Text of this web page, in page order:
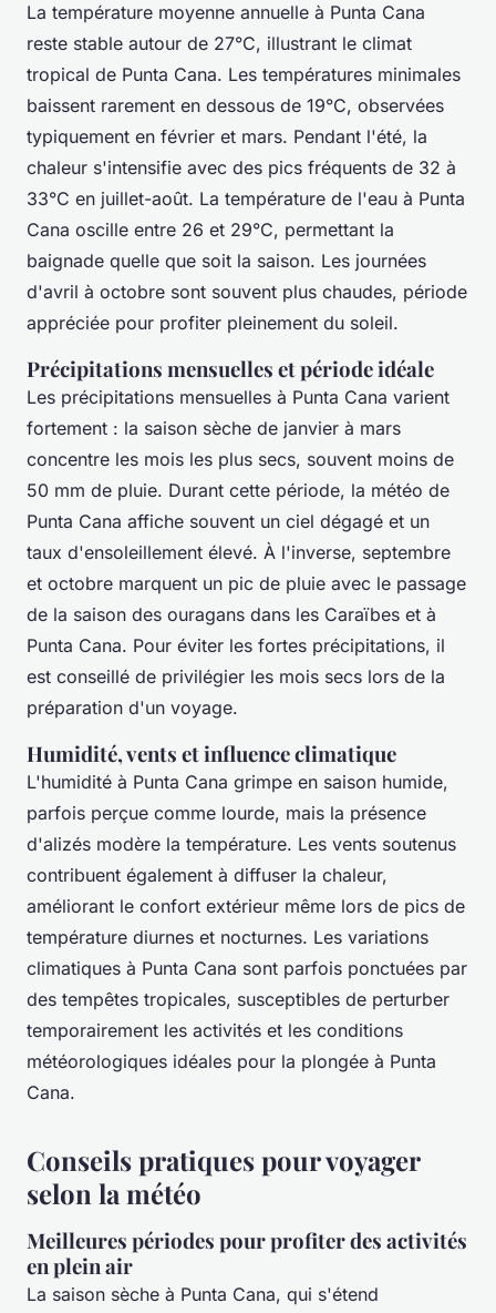
La température moyenne annuelle à Punta Cana
reste stable autour de 27°C, illustrant le climat
tropical de Punta Cana. Les températures minimales
baissent rarement en dessous de 19°C, observées
typiquement en février et mars. Pendant l'été, la
chaleur s'intensifie avec des pics fréquents de 32 à
33°C en juillet-août. La température de l'eau à Punta
Cana oscille entre 26 et 29°C, permettant la
baignade quelle que soit la saison. Les journées
d'avril à octobre sont souvent plus chaudes, période
appréciée pour profiter pleinement du soleil.
Précipitations mensuelles et période idéale
Les précipitations mensuelles à Punta Cana varient
fortement : la saison sèche de janvier à mars
concentre les mois les plus secs, souvent moins de
50 mm de pluie. Durant cette période, la météo de
Punta Cana affiche souvent un ciel dégagé et un
taux d'ensoleillement élevé. À l'inverse, septembre
et octobre marquent un pic de pluie avec le passage
de la saison des ouragans dans les Caraïbes et à
Punta Cana. Pour éviter les fortes précipitations, il
est conseillé de privilégier les mois secs lors de la
préparation d'un voyage.
Humidité, vents et influence climatique
L'humidité à Punta Cana grimpe en saison humide,
parfois perçue comme lourde, mais la présence
d'alizés modère la température. Les vents soutenus
contribuent également à diffuser la chaleur,
améliorant le confort extérieur même lors de pics de
température diurnes et nocturnes. Les variations
climatiques à Punta Cana sont parfois ponctuées par
des tempêtes tropicales, susceptibles de perturber
temporairement les activités et les conditions
météorologiques idéales pour la plongée à Punta
Cana.
Conseils pratiques pour voyager
selon la météo
Meilleures périodes pour profiter des activités
en plein air
La saison sèche à Punta Cana, qui s'étend